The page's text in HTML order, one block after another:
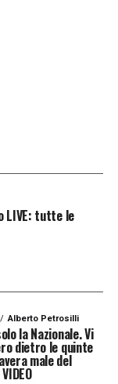
LIVE: tutte le
Alberto Petrosilli
la Nazionale. Vi
dietro le quinte
male del